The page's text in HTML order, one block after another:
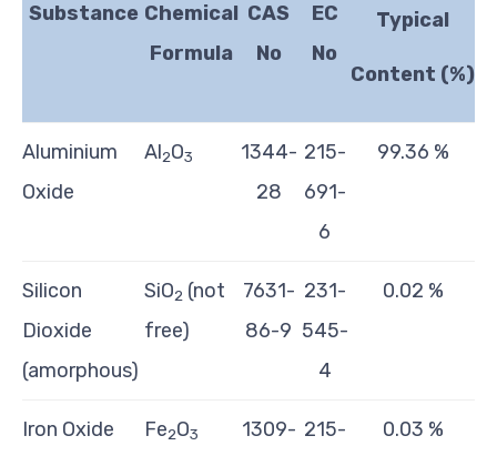
Substance Chemical
Formula
CAS
No
EC
No
Typical
Content (%)
Aluminium
Oxide
Al2O3
1344-
28
215-
691-
6
99.36 %
Silicon
Dioxide
(amorphous)
SiO2 (not
free)
7631-
86-9
231-
545-
4
0.02 %
Iron Oxide Fe2O3
1309- 215-
0.03 %